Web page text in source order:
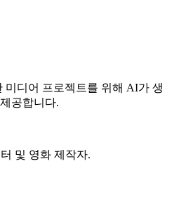
미디어 프로젝트를 위해 AI가 생
공합니다.
및 영화 제작자.